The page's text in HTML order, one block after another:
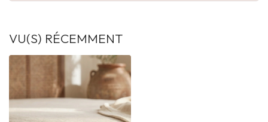
VU(S) RÉCEMMENT